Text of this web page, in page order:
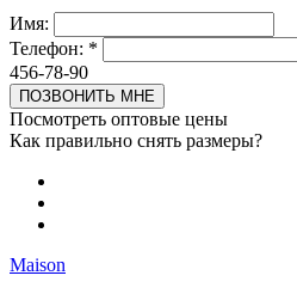
Имя:
Телефон: *
456-78-90
Посмотреть оптовые цены
Как правильно снять размеры?
Maison